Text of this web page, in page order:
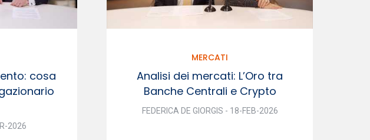
cosa
2026
MERCATI
Analisi dei mercati: L’Oro tra
Banche Centrali e Crypto
FEDERICA DE GIORGIS - 18-FEB-2026